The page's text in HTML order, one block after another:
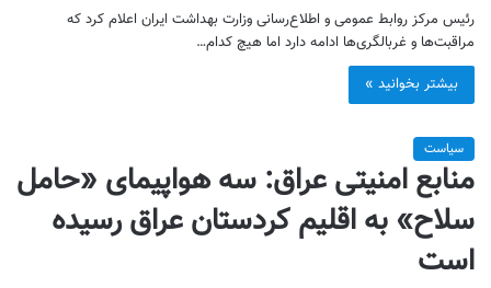
رئیس مرکز روابط عمومی و اطلاع‌رسانی وزارت بهداشت ایران اعلام کرد که
مراقبت‌ها و غربالگری‌ها ادامه دارد اما هیچ کدام…
بیشتر بخوانید »
سیاست
منابع امنیتی عراق: سه هواپیمای «حامل
سلاح» به اقلیم کردستان عراق رسیده
است